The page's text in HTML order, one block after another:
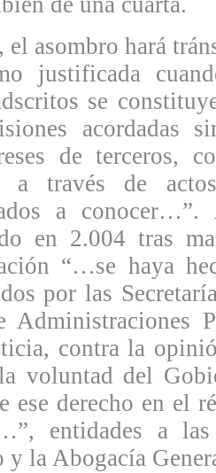
asombro hará
justificada
se
acordadas
de terceros,
a través de
a
en 2.004 tras
“…se haya
por las
Administraciones
contra la
voluntad del
ese derecho en el
entidades a
y la Abogacía